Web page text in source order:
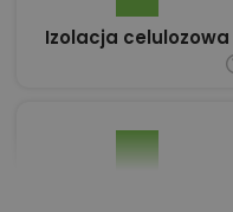
Izolacja celulozowa